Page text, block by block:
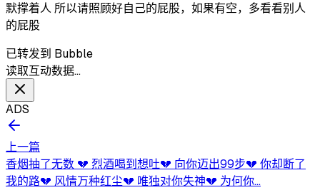
默撑着人 所以请照顾好自己的屁股，如果有空，多看看别人
的屁股
已转发到 Bubble
读取互动数据…
ADS
上一篇
香烟抽了无数 💔 烈酒喝到想吐💔 向你迈出99步💔 你却断了
我的路💔 风情万种红尘💔 唯独对你失神💔 为何你...